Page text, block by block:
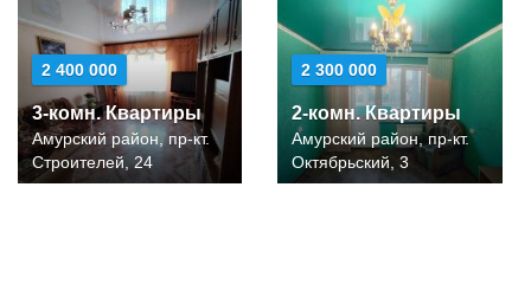
2 400 000
3-комн. Квартиры
Амурский район, пр-кт.
Строителей, 24
2 300 000
2-комн. Квартиры
Амурский район, пр-кт.
Октябрьский, 3